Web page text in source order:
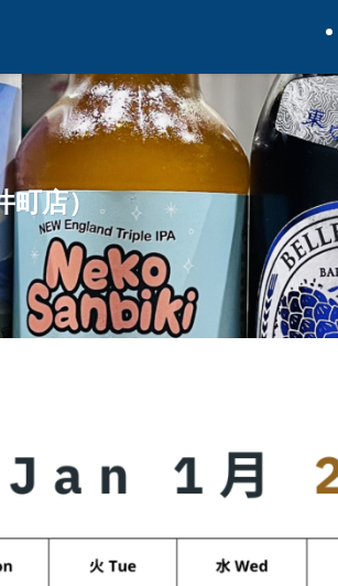
町店）